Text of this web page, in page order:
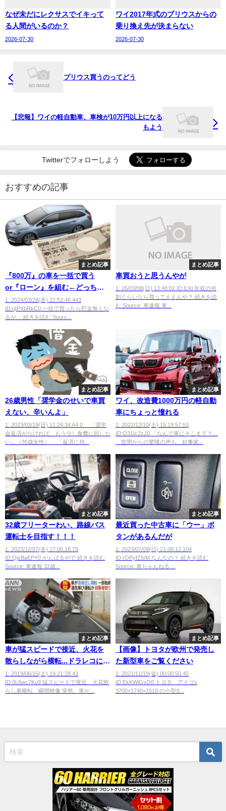
なぜ未だにレクサスでイキって
る人間がいるのか？
2026-07-30
ワイ2017年式のプリウスからの
乗り換え先が決まらない
2026-07-30
プリウス買うのってどう
【悲報】ワイの軽自動車、車検が10万円以上になる
もよう
Twitterでフォローしよう
おすすめの記事
まとめ記事
『800万』の車を一括で買う
or『ローン』を組む←どっちが
いいの？？？？
1: 2024/03/28(木) 22:52:48.443
ID:qIPXbRkC0 一括で買ったら貯金無くな
るが… 続きを読む Sourc...
まとめ記事
車買おうと思うんやが
1: 26/03/08(日) 13:48:02 ID:ILKl 年収の何
割ぐらいなら買ってええんや？ 続きを読
む Source: 車速報 車...
まとめ記事
26歳男性「奨学金のせいで車買
えない、辛いんよ」
1: 2023/03/19(日) 11:24:34.64 0 「奨学
金返済がなければ、もう少し食費に回した
い」（35歳女性） 「返済に持...
まとめ記事
ワイ、改造費1000万円の軽自動
車にちょっと憧れる
1: 2022/12/10(土) 15:19:57.53
ID:O31Ic2zJ0 「なんで車にそこまで？」
世間からの驚嘆の声も、好事家...
まとめ記事
32歳フリーターわい、路線バス
運転士を目指す！！！
1: 2023/12/07(木) 17:06:18.79
ID:QjsBaEPY0 がんばるやで 続きを読む
Source: 車速報 32歳...
まとめ記事
最近買った中古車に「ウー」ボ
タンがあるんだが
1: 2023/07/09(日) 21:08:12.104
ID:rOPyfZ5/M なんなの？ 続きを読む
Source: 車ちゃんねる ...
まとめ記事
車が猛スピードで接近、火花を
散らしながら横転...ドラレコに瞬
間映像
1: 2019/06/15(土) 19:21:28.43
ID:0L6wc7Ku9 猛スピードで接近、火花散
らし車横転 瞬間映像 突然、車が...
まとめ記事
【画像】トヨタが欧州で発売し
た新型車をご覧ください
1: 2021/11/19(金) 00:00:50.45
ID:EkKWiGsO0 トヨタ アイゴx
3700×1740×1510 の小型S...